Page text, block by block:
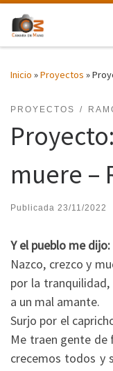
Saltar al contenido
Inicio »Proyectos »
PROYECTOS
muere –
Publicada 23/11/2022
Y el pueblo me dijo:
Nazco, crezco y
por la
a un mal amante.
Surjo por el
Me traen gente de
crecemos todos y